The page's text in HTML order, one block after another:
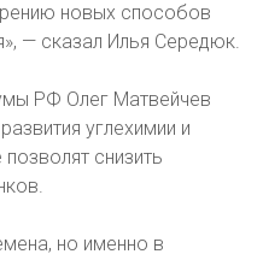
новых способов
— сказал Илья Середюк.
РФ Олег Матвейчев
углехимии и
снизить
но именно в